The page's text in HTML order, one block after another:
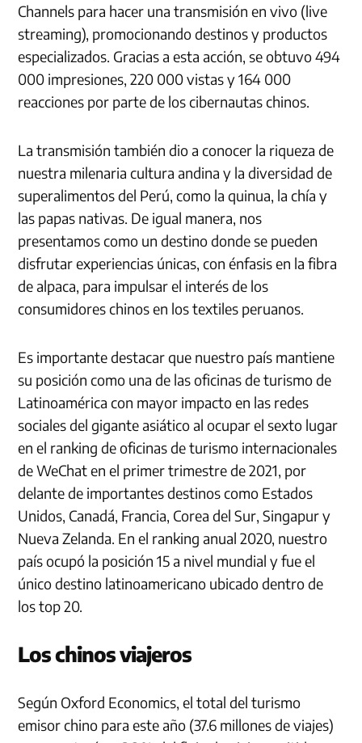
Channels para hacer una transmisión en vivo (live
streaming), promocionando destinos y productos
especializados. Gracias a esta acción, se obtuvo 494
000 impresiones, 220 000 vistas y 164 000
reacciones por parte de los cibernautas chinos.
La transmisión también dio a conocer la riqueza de
nuestra milenaria cultura andina y la diversidad de
superalimentos del Perú, como la quinua, la chía y
las papas nativas. De igual manera, nos
presentamos como un destino donde se pueden
disfrutar experiencias únicas, con énfasis en la fibra
de alpaca, para impulsar el interés de los
consumidores chinos en los textiles peruanos.
Es importante destacar que nuestro país mantiene
su posición como una de las oficinas de turismo de
Latinoamérica con mayor impacto en las redes
sociales del gigante asiático al ocupar el sexto lugar
en el ranking de oficinas de turismo internacionales
de WeChat en el primer trimestre de 2021, por
delante de importantes destinos como Estados
Unidos, Canadá, Francia, Corea del Sur, Singapur y
Nueva Zelanda. En el ranking anual 2020, nuestro
país ocupó la posición 15 a nivel mundial y fue el
único destino latinoamericano ubicado dentro de
los top 20.
Los chinos viajeros
Según Oxford Economics, el total del turismo
emisor chino para este año (37.6 millones de viajes)